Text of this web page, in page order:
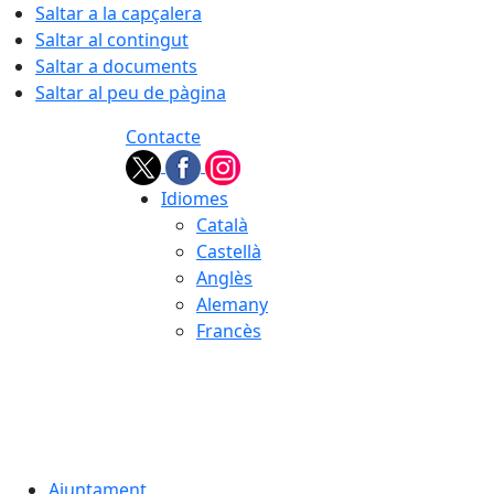
Saltar a la capçalera
Saltar al contingut
Saltar a documents
Saltar al peu de pàgina
Contacte
Idiomes
Català
Castellà
Anglès
Alemany
Francès